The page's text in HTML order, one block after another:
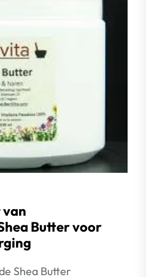
Butter voor
Shea Butter